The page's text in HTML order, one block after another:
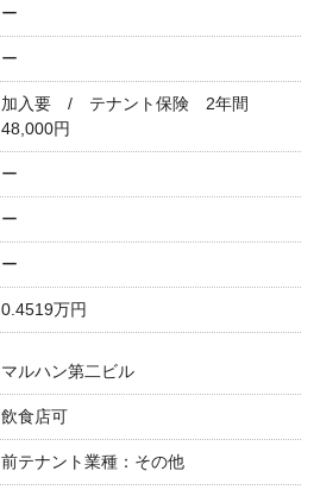
ー
ー
加入要 / テナント保険 2年間
48,000円
ー
ー
ー
0.4519万円
マルハン第二ビル
飲食店可
前テナント業種：その他